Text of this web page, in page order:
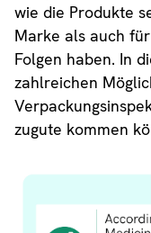
wie die Produkte
Marke als auch
Folgen haben. In
zahlreichen
zugute kommen